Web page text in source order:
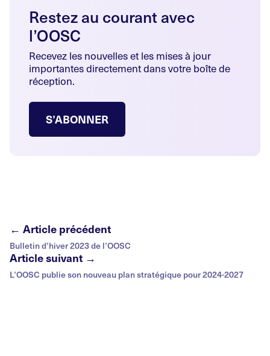
Restez au courant avec
l’OOSC
Recevez les nouvelles et les mises à jour
importantes directement dans votre boîte de
réception.
S’ABONNER
← Article précédent
Bulletin d’hiver 2023 de l’OOSC
Article suivant →
L’OOSC publie son nouveau plan stratégique pour 2024-2027